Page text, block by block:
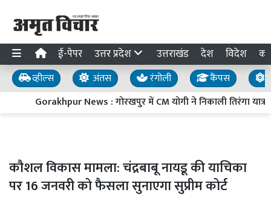
ई-पेपर उत्तर प्रदेश उत्तराखंड देश विदेश
व्हील्स अंतस रंगोली कैंपस
Gorakhpur News : गोरखपुर में CM योगी ने निकाली तिरंगा
कौशल विकास मामला: चंद्रबाबू नायडू की याचिका
पर 16 जनवरी को फैसला सुनाएगा सुप्रीम कोर्ट